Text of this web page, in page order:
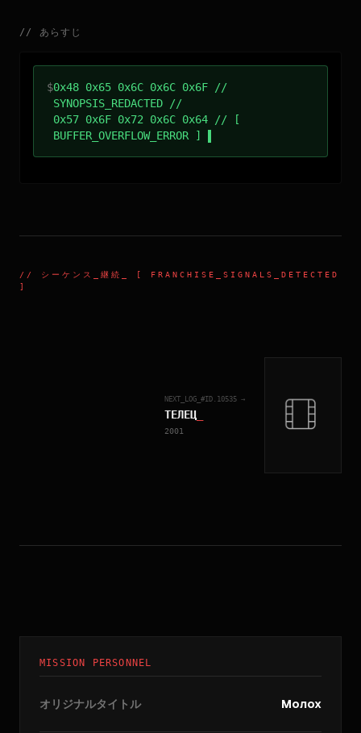
// あらすじ
$0x48 0x65 0x6C 0x6C 0x6F //
SYNOPSIS_REDACTED //
0x57 0x6F 0x72 0x6C 0x64 // [
BUFFER_OVERFLOW_ERROR ]
// シーケンス_継続
_ [ FRANCHISE_SIGNALS_DETECTED
]
NEXT_LOG_#ID. 10535 →
ТЕЛЕЦ
2001
MISSION PERSONNEL
オリジナルタイトル Молох